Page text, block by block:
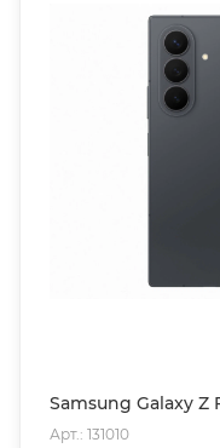
Samsung Galaxy Z
Арт.: 131010